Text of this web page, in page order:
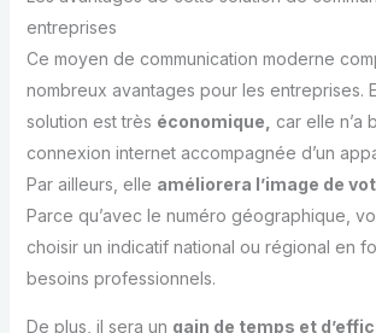
entreprises
Ce moyen de communication moderne
nombreux avantages pour les entreprises.
solution est très économique,
car elle n’a
connexion internet accompagnée d’un
Par ailleurs, elle améliorera l’image de
Parce qu’avec le numéro géographique,
choisir un indicatif national ou régional en
besoins professionnels.
De plus, il sera un gain de temps et